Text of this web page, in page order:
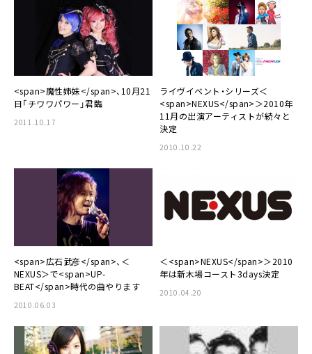
<span>魔性姉妹</span>、10月21
日「チワワパワー」君臨
2011.10.17
ライヴイベント・シリーズ＜
<span>NEXUS</span>＞2010年
11月の出演アーティストが続々と
決定
2010.10.22
<span>広石武彦</span>、＜
NEXUS＞で<span>UP-
BEAT</span>時代の曲やります
2010.06.03
＜<span>NEXUS</span>＞2010
年は新木場コースト3days決定
2010.04.20